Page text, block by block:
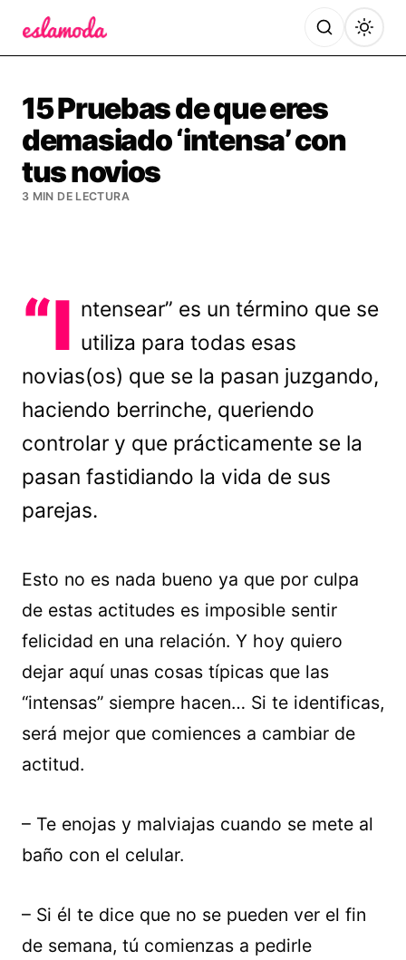
15 Pruebas de que eres
demasiado ‘intensa’ con
tus novios
3 MIN DE LECTURA
“I ntensear” es un término que se
utiliza para todas esas
novias(os) que se la pasan juzgando,
haciendo berrinche, queriendo
controlar y que prácticamente se la
pasan fastidiando la vida de sus
parejas.
Esto no es nada bueno ya que por culpa
de estas actitudes es imposible sentir
felicidad en una relación. Y hoy quiero
dejar aquí unas cosas típicas que las
“intensas” siempre hacen… Si te identificas,
será mejor que comiences a cambiar de
actitud.
– Te enojas y malviajas cuando se mete al
baño con el celular.
– Si él te dice que no se pueden ver el fin
de semana, tú comienzas a pedirle